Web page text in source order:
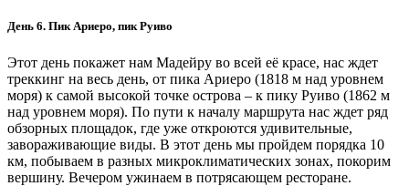
День 6. Пик Ариеро, пик Руиво
Этот день покажет нам Мадейру во всей её красе, нас ждет
треккинг на весь день, от пика Ариеро (1818 м над уровнем
моря) к самой высокой точке острова – к пику Руиво (1862 м
над уровнем моря). По пути к началу маршрута нас ждет ряд
обзорных площадок, где уже откроются удивительные,
завораживающие виды. В этот день мы пройдем порядка 10
км, побываем в разных микроклиматических зонах, покорим
вершину. Вечером ужинаем в потрясающем ресторане.